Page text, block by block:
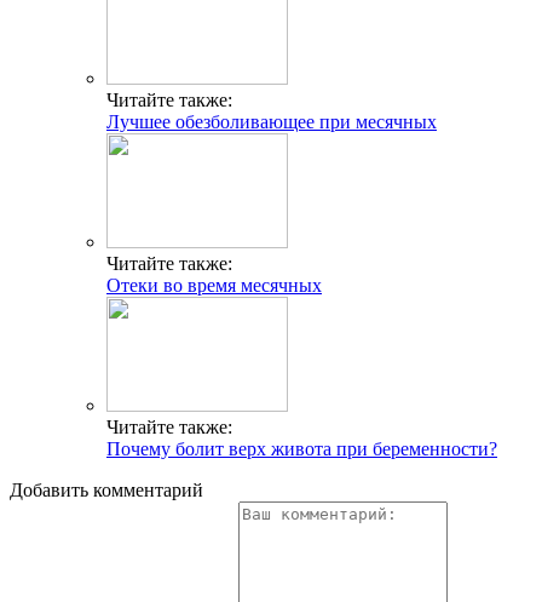
Читайте также:
Лучшее обезболивающее при месячных
Читайте также:
Отеки во время месячных
Читайте также:
Почему болит верх живота при беременности?
Добавить комментарий